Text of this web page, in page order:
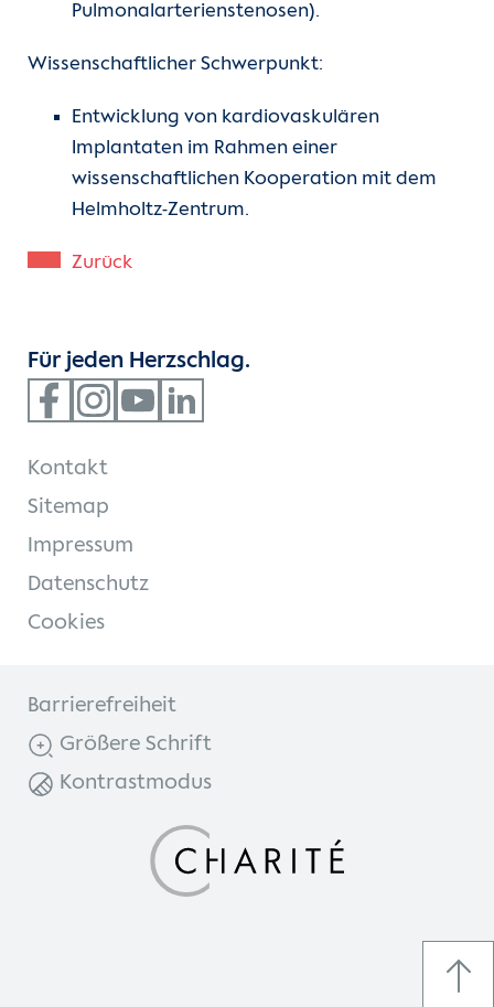
Pulmonalarterienstenosen).
Wissenschaftlicher Schwerpunkt:
Entwicklung von kardiovaskulären
Implantaten im Rahmen einer
wissenschaftlichen Kooperation mit dem
Helmholtz-Zentrum.
Zurück
Für jeden Herzschlag.
Kontakt
Sitemap
Impressum
Datenschutz
Cookies
Barrierefreiheit
Größere Schrift
Kontrastmodus